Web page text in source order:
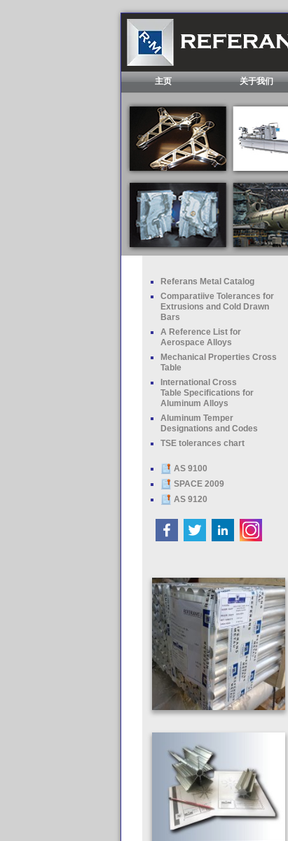
主页 关于我们
Referans Metal Catalog
Comparatiive Tolerances for
Extrusions and Cold Drawn
Bars
A Reference List for
Aerospace Alloys
Mechanical Properties Cross
Table
International Cross
Table Specifications for
Aluminum Alloys
Aluminum Temper
Designations and Codes
TSE tolerances chart
AS 9100
SPACE 2009
AS 9120